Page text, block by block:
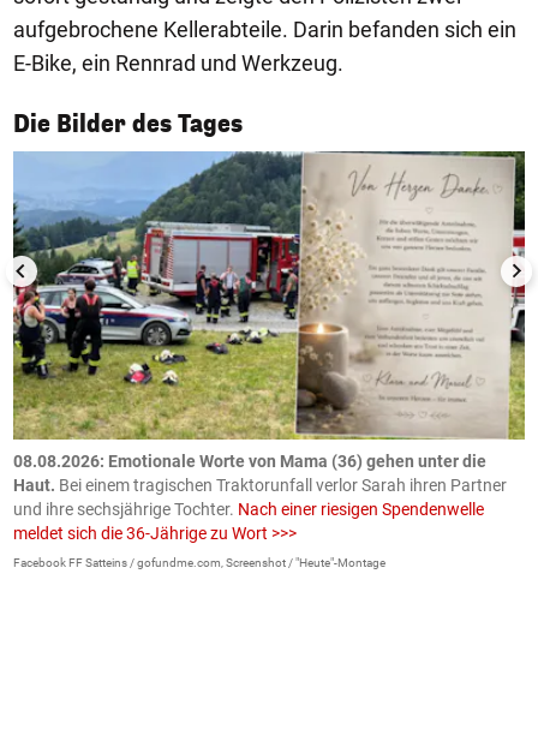
aufgebrochene Kellerabteile. Darin befanden sich ein
E-Bike, ein Rennrad und Werkzeug.
Die Bilder des Tages
1/50
08.08.2026: Emotionale Worte von Mama (36) gehen unter die
Haut. Bei einem tragischen Traktorunfall verlor Sarah ihren Partner
und ihre sechsjährige Tochter. Nach einer riesigen Spendenwelle
meldet sich die 36-Jährige zu Wort >>>
Facebook FF Satteins / gofundme.com, Screenshot / "Heute"-Montage